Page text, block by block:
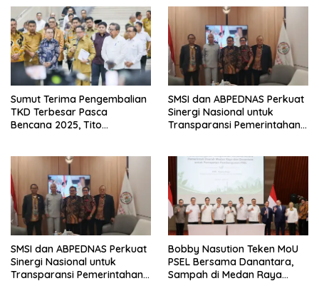
Sumut Terima Pengembalian
TKD Terbesar Pasca
Bencana 2025, Tito
SMSI dan ABPEDNAS Perkuat
Sinergi Nasional untuk
Transparansi Pemerintahan
SMSI dan ABPEDNAS Perkuat
Sinergi Nasional untuk
Transparansi Pemerintahan
Bobby Nasution Teken MoU
PSEL Bersama Danantara,
Sampah di Medan Raya